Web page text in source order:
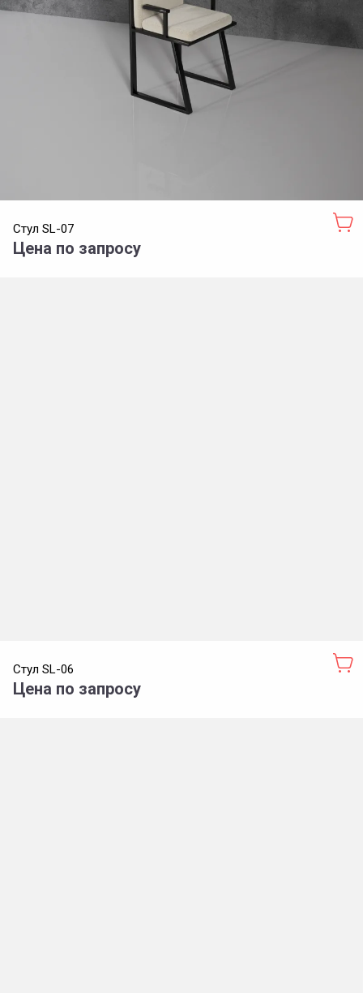
Стул SL-07
Цена по запросу
Стул SL-06
Цена по запросу